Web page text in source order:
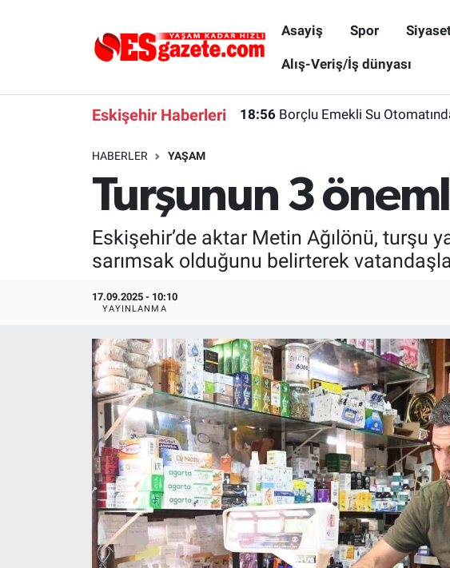
Asayiş Spor
Alış-Veriş/İş dünyası
Eskişehir Haberleri 18:56 Borçlu Emekli Su
HABERLER YAŞAM
Turşunun 3
Eskişehir’de aktar Metin Ağılönü, turşu
sarımsak olduğunu belirterek
17.09.2025 - 10:10
YAYINLANMA
Gündem
Alış-Veriş/İş dünyası
Eskişehirspor Arşivi
Röportaj
Ekonomi
Kültür Sanat
Politika
Kütahya
Eskişehir Nöbetçi Eczaneler
Süper Lig Puan Durumu ve Fikstür
Son Dakika Haberleri
Haber Arşivi